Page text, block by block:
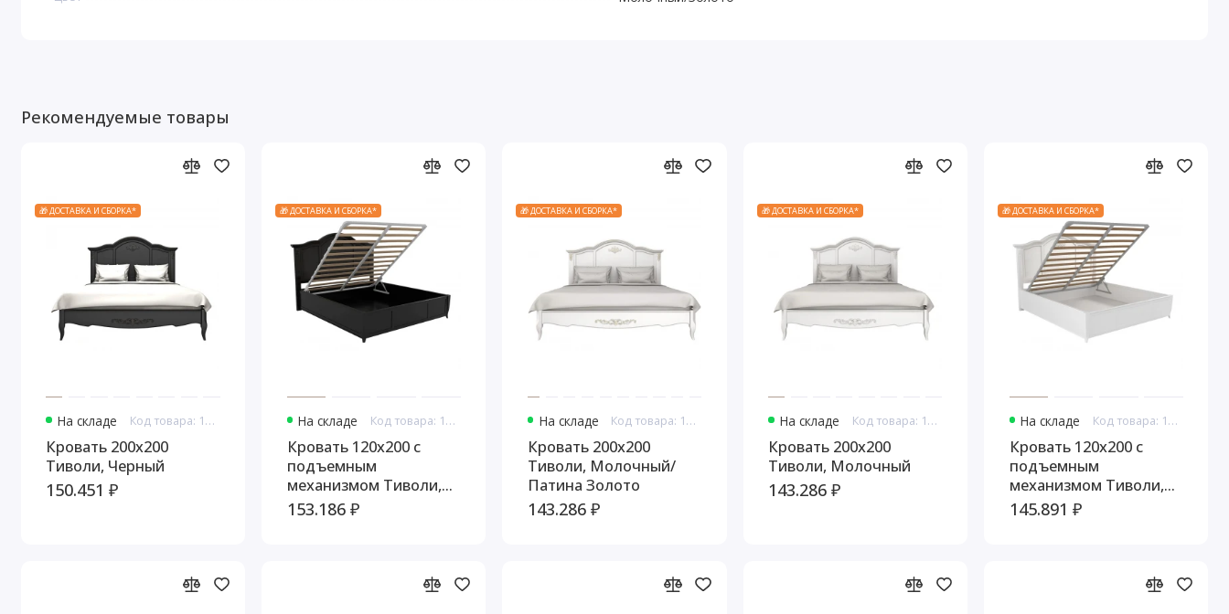
Рекомендуемые товары
🎁 ДОСТАВКА И СБОРКА*
На складе Код товара: 10837
Кровать 200x200
Тиволи, Черный
150.451 ₽
🎁 ДОСТАВКА И СБОРКА*
На складе Код товара: 10844
Кровать 120x200 с
подъемным
механизмом Тиволи,
Черный
153.186 ₽
🎁 ДОСТАВКА И СБОРКА*
На складе Код товара: 10849
Кровать 200x200
Тиволи, Молочный/
Патина Золото
143.286 ₽
🎁 ДОСТАВКА И СБОРКА*
На складе Код товара: 10860
Кровать 200x200
Тиволи, Молочный
143.286 ₽
🎁 ДОСТАВКА И СБОРКА*
На складе Код товара: 10868
Кровать 120x200 с
подъемным
механизмом Тиволи,
Молочный
145.891 ₽